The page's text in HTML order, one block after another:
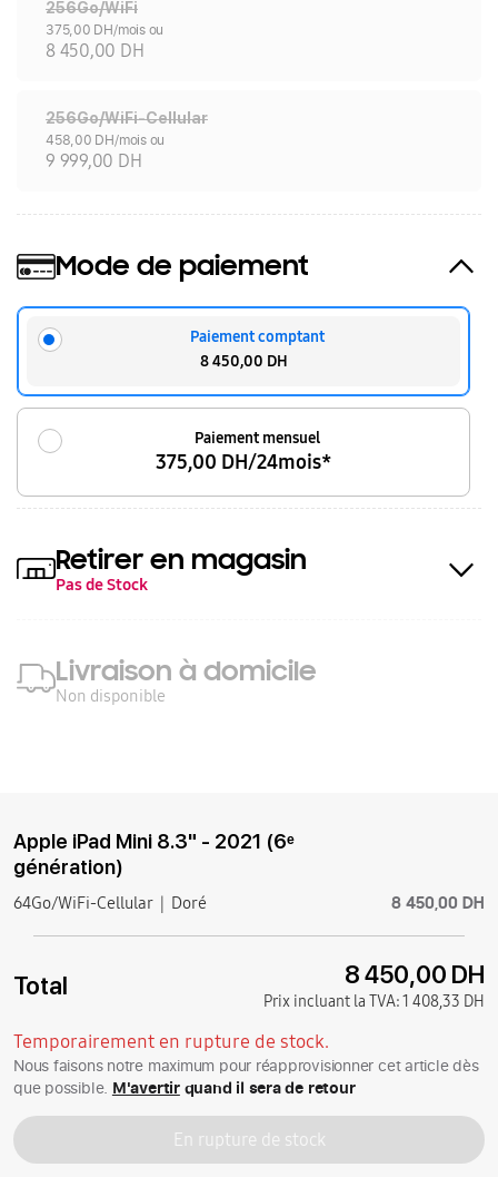
256Go/WiFi
375,00 DH/mois ou
8 450,00 DH
256Go/WiFi-Cellular
458,00 DH/mois ou
9 999,00 DH
Mode de paiement
Paiement comptant
8 450,00 DH
Paiement mensuel
375,00 DH/24mois*
Retirer en magasin
Pas de Stock
Livraison à domicile
Non disponible
Apple iPad Mini 8.3" - 2021 (6ᵉ
génération)
64Go/WiFi-Cellular Doré 8 450,00 DH
Total 8 450,00 DH
Prix incluant la TVA:1 408,33 DH
Temporairement en rupture de stock.
Nous faisons notre maximum pour réapprovisionner cet article dès
que possible. M'avertirquand il sera de retour
En rupture de stock